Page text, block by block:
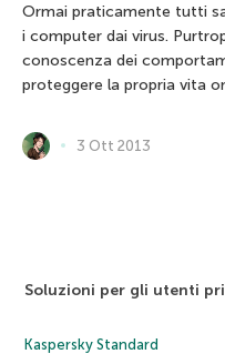
Ormai praticamente tutti
i computer dai virus.
conoscenza dei
proteggere la propria vita
3 Ott 2013
Soluzioni per gli utenti
Kaspersky Standard